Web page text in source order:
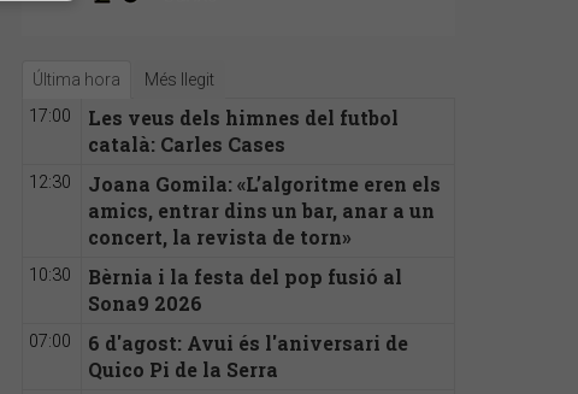
Última hora Més llegit
17:00
Les veus dels himnes del futbol
català: Carles Cases
12:30
Joana Gomila: «L’algoritme eren els
amics, entrar dins un bar, anar a un
concert, la revista de torn»
10:30
Bèrnia i la festa del pop fusió al
Sona9 2026
07:00
6 d'agost: Avui és l'aniversari de
Quico Pi de la Serra